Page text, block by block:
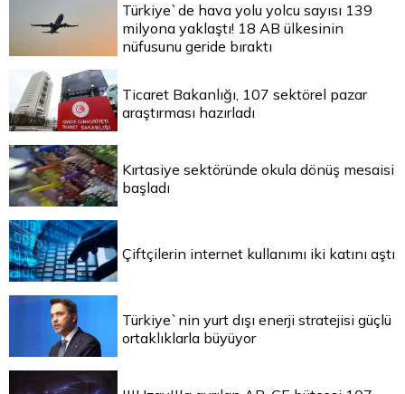
Türkiye`de hava yolu yolcu sayısı 139
milyona yaklaştı! 18 AB ülkesinin
nüfusunu geride bıraktı
Ticaret Bakanlığı, 107 sektörel pazar
araştırması hazırladı
Kırtasiye sektöründe okula dönüş mesaisi
başladı
Çiftçilerin internet kullanımı iki katını aştı
Türkiye`nin yurt dışı enerji stratejisi güçlü
ortaklıklarla büyüyor